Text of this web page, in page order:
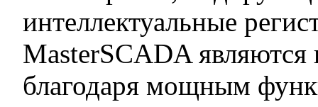
интеллектуальные
MasterSCADA являются
благодаря мощным